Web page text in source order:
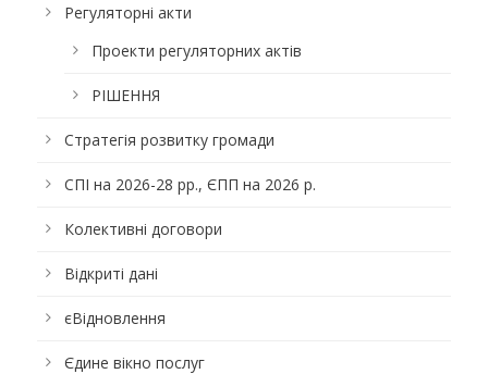
Регуляторні акти
Проекти регуляторних актів
РІШЕННЯ
Стратегія розвитку громади
СПІ на 2026-28 рр., ЄПП на 2026 р.
Колективні договори
Відкриті дані
єВідновлення
Єдине вікно послуг